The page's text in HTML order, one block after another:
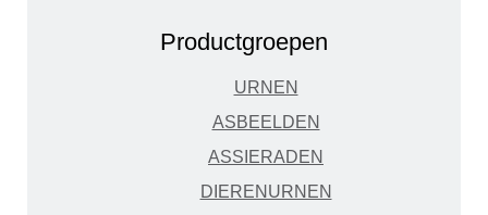
Productgroepen
URNEN
ASBEELDEN
ASSIERADEN
DIERENURNEN